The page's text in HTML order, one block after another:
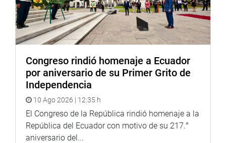
Congreso rindió homenaje a Ecuador
por aniversario de su Primer Grito de
Independencia
10 Ago 2026 | 12:35 h
El Congreso de la República rindió homenaje a la
República del Ecuador con motivo de su 217.°
aniversario del...